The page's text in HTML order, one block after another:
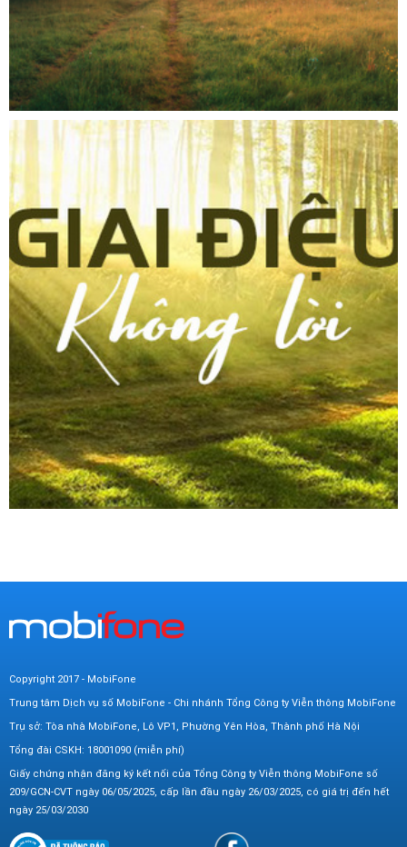
Copyright 2017 - MobiFone
Trung tâm Dịch vụ số MobiFone - Chi nhánh Tổng Công ty Viễn thông MobiFone
Trụ sở: Tòa nhà MobiFone, Lô VP1, Phường Yên Hòa, Thành phố Hà Nội
Tổng đài CSKH: 18001090 (miễn phí)
Giấy chứng nhận đăng ký kết nối của Tổng Công ty Viễn thông MobiFone số
209/GCN-CVT ngày 06/05/2025, cấp lần đầu ngày 26/03/2025, có giá trị đến hết
ngày 25/03/2030